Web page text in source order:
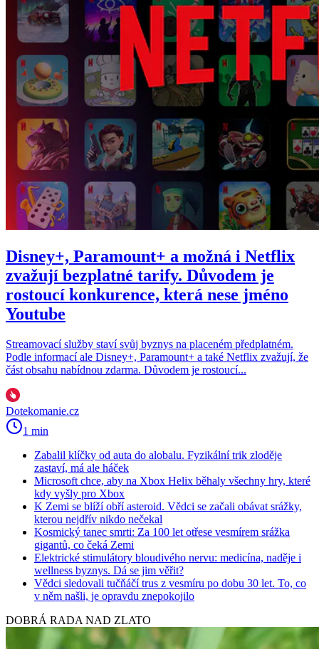
Disney+, Paramount+ a možná i Netflix
zvažují bezplatné tarify. Důvodem je
rostoucí konkurence, která nese jméno
Youtube
Streamovací služby staví svůj byznys na placeném předplatném.
Podle informací ale Disney+, Paramount+ a také Netflix zvažují, že
část obsahu nabídnou zdarma. Důvodem je rostoucí...
Dotekomanie.cz
1 min
Zabalil klíčky od auta do alobalu. Fyzikální trik zloděje
zastaví, má ale háček
Microsoft chce, aby na Xbox Helix běhaly všechny hry, které
kdy vyšly pro Xbox
K Zemi se blíží obří asteroid. Vědci se začali obávat srážky,
kterou nejdřív nikdo nečekal
Kosmický tanec smrti: Za 100 let otřese vesmírem srážka
gigantů, co čeká Zemi
Elektrické stimulátory bloudivého nervu: medicína, naděje i
wellness byznys. Dá se jim věřit?
Vědci sledovali tučňáčí trus z vesmíru po dobu 30 let. To, co
v něm našli, je opravdu znepokojilo
DOBRÁ RADA NAD ZLATO